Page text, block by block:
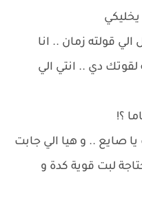
قولته زمان .. انا
دي .. انتي الي
؟!
صايع .. و هيا الي جابت
لبت قوية كدة و